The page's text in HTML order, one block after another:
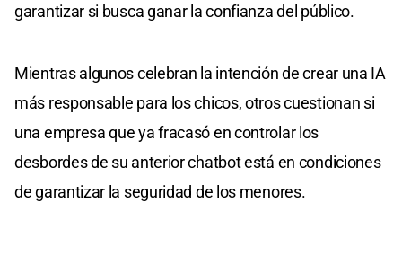
garantizar si busca ganar la confianza del público.
Mientras algunos celebran la intención de crear una IA
más responsable para los chicos, otros cuestionan si
una empresa que ya fracasó en controlar los
desbordes de su anterior chatbot está en condiciones
de garantizar la seguridad de los menores.